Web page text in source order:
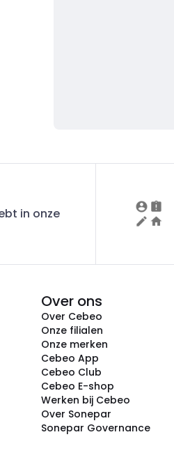
in onze
Over ons
Over Cebeo
Onze filialen
Onze merken
Cebeo App
Cebeo Club
Cebeo E-shop
Werken bij Cebeo
Over Sonepar
Sonepar Governance